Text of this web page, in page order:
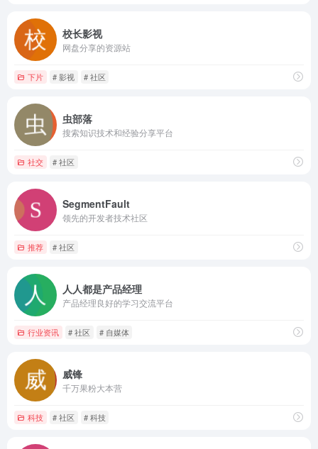
校长影视
网盘分享的资源站
下片 # 影视 # 社区
虫部落
搜索知识技术和经验分享平台
社交 # 社区
SegmentFault
领先的开发者技术社区
推荐 # 社区
人人都是产品经理
产品经理良好的学习交流平台
行业资讯 # 社区 # 自媒体
威锋
千万果粉大本营
科技 # 社区 # 科技